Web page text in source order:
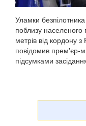
Уламки
поблизу
метрів від кордону
повідомив прем'єр-
підсумками